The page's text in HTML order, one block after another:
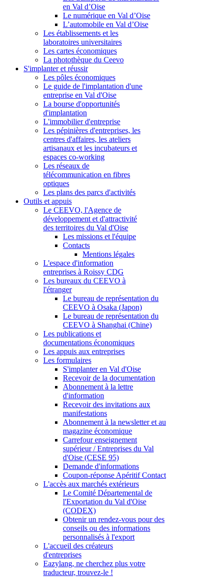
en Val d’Oise
Le numérique en Val d’Oise
L’automobile en Val d’Oise
Les établissements et les
laboratoires universitaires
Les cartes économiques
La photothèque du Ceevo
S'implanter et réussir
Les pôles économiques
Le guide de l'implantation d'une
entreprise en Val d'Oise
La bourse d'opportunités
d'implantation
L'immobilier d'entreprise
Les pépinières d'entreprises, les
centres d'affaires, les ateliers
artisanaux et les incubateurs et
espaces co-working
Les réseaux de
télécommunication en fibres
optiques
Les plans des parcs d'activités
Outils et appuis
Le CEEVO, l'Agence de
développement et d'attractivité
des territoires du Val d'Oise
Les missions et l'équipe
Contacts
Mentions légales
L'espace d'information
entreprises à Roissy CDG
Les bureaux du CEEVO à
l'étranger
Le bureau de représentation du
CEEVO à Osaka (Japon)
Le bureau de représentation du
CEEVO à Shanghai (Chine)
Les publications et
documentations économiques
Les appuis aux entreprises
Les formulaires
S'implanter en Val d'Oise
Recevoir de la documentation
Abonnement à la lettre
d'information
Recevoir des invitations aux
manifestations
Abonnement à la newsletter et au
magazine économique
Carrefour enseignement
supérieur / Entreprises du Val
d'Oise (CESE 95)
Demande d'informations
Coupon-réponse Apéritif Contact
L'accès aux marchés extérieurs
Le Comité Départemental de
l'Exportation du Val d'Oise
(CODEX)
Obtenir un rendez-vous pour des
conseils ou des informations
personnalisés à l'export
L'accueil des créateurs
d'entreprises
Eazylang, ne cherchez plus votre
traducteur, trouvez-le !